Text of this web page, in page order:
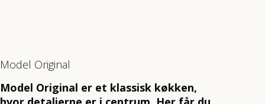
Model Original
Model Original er et klassisk køkken,